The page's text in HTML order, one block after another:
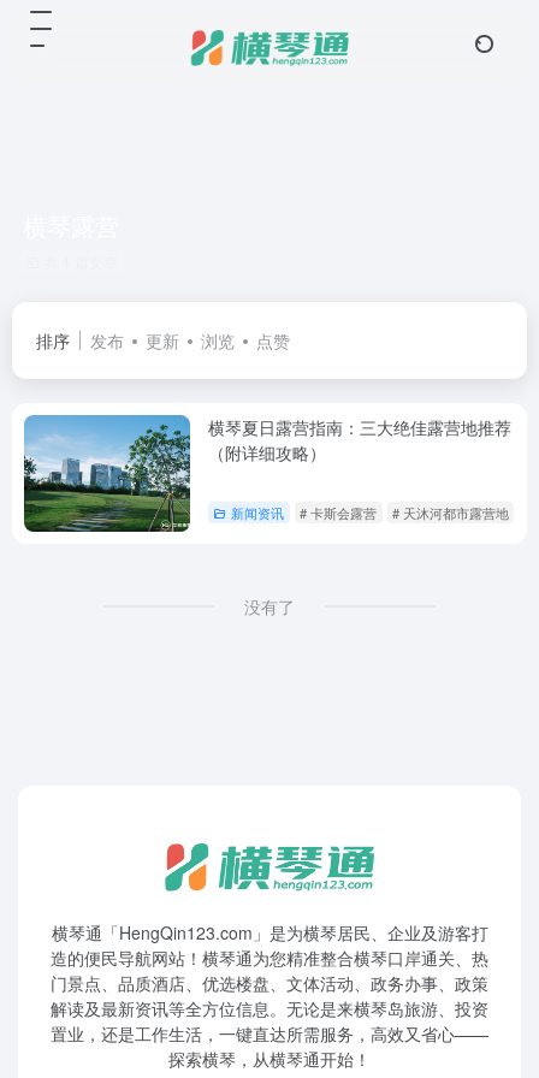
排序 发布 更新 浏览 点赞
横琴夏日露营指南：三大绝佳露营地推荐
（附详细攻略）
新闻资讯 # 卡斯会露营 # 天沐河都市露营地
没有了
横琴通「HengQin123.com」是为横琴居民、企业及游客打
造的便民导航网站！横琴通为您精准整合横琴口岸通关、热
门景点、品质酒店、优选楼盘、文体活动、政务办事、政策
解读及最新资讯等全方位信息。无论是来横琴岛旅游、投资
置业，还是工作生活，一键直达所需服务，高效又省心——
探索横琴，从横琴通开始！